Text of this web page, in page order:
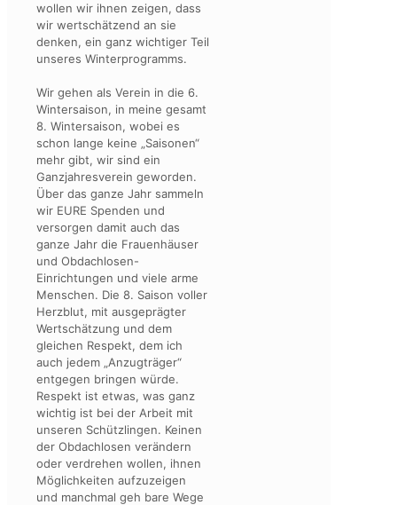
wollen wir ihnen zeigen, dass
wir wertschätzend an sie
denken, ein ganz wichtiger Teil
unseres Winterprogramms.
Wir gehen als Verein in die 6.
Wintersaison, in meine gesamt
8. Wintersaison, wobei es
schon lange keine „Saisonen“
mehr gibt, wir sind ein
Ganzjahresverein geworden.
Über das ganze Jahr sammeln
wir EURE Spenden und
versorgen damit auch das
ganze Jahr die Frauenhäuser
und Obdachlosen-
Einrichtungen und viele arme
Menschen. Die 8. Saison voller
Herzblut, mit ausgeprägter
Wertschätzung und dem
gleichen Respekt, dem ich
auch jedem „Anzugträger“
entgegen bringen würde.
Respekt ist etwas, was ganz
wichtig ist bei der Arbeit mit
unseren Schützlingen. Keinen
der Obdachlosen verändern
oder verdrehen wollen, ihnen
Möglichkeiten aufzuzeigen
und manchmal geh bare Wege